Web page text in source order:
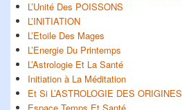
L’Unité Des POISSONS
L’INITIATION
L’Etoile Des Mages
L’Energie Du Printemps
L’Astrologie Et La Santé
Initiation à La Méditation
Et Si L’ASTROLOGIE DES ORIGINES